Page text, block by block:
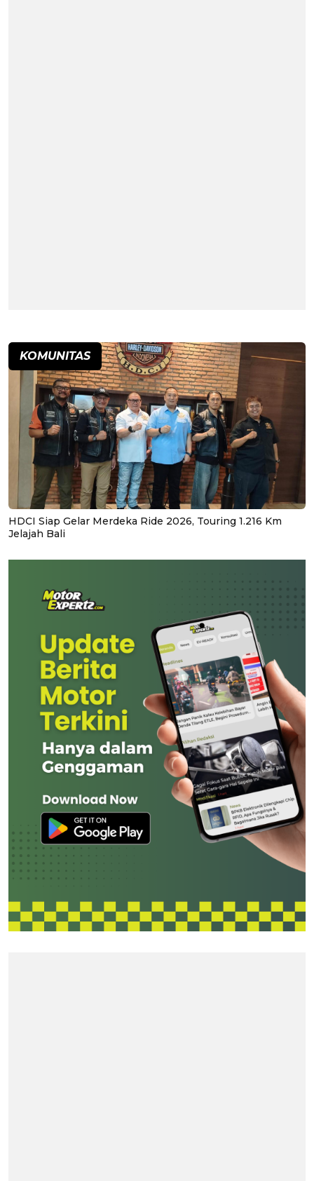
KOMUNITAS
HDCI Siap Gelar Merdeka Ride 2026, Touring 1.216 Km
Jelajah Bali